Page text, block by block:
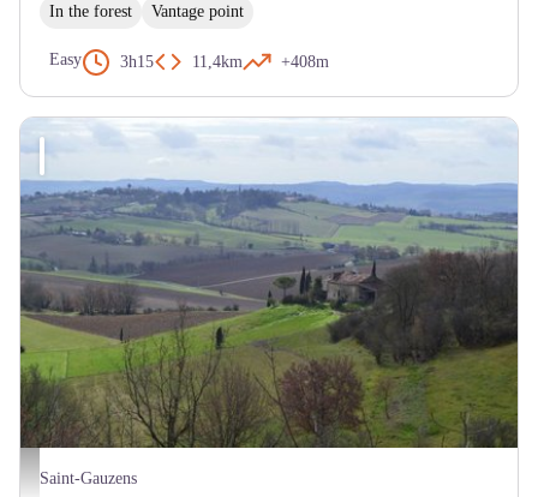
In the forest Vantage point
Easy 3h15 11,4km +408m
Saint-Gauzens - OT LTO
Saint-Gauzens